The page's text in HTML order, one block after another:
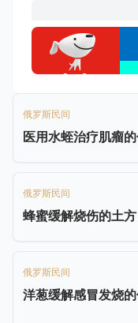
俄罗斯民间
医用水蛭治疗肌瘤
俄罗斯民间
蜂蜜缓解烧伤的土方
俄罗斯民间
洋葱缓解感冒发烧